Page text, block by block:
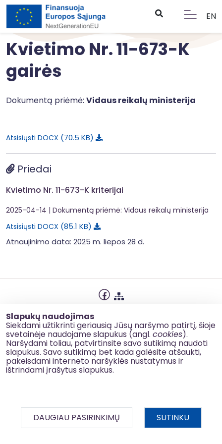
Slapukų naudojimas
Siekdami užtikrinti geriausią Jūsų naršymo patirtį, šioje
svetainėje naudojame slapukus (angl. cookies).
Naršydami toliau, patvirtinsite savo sutikimą naudoti
slapukus. Savo sutikimą bet kada galėsite atšaukti,
pakeisdami interneto naršyklės nustatymus ir
ištrindami įrašytus slapukus.
DAUGIAU PASIRINKIMŲ SUTINKU
EN
Kvietimo Nr. 11-673-K
gairės
Dokumentą priėmė: Vidaus reikalų ministerija
Atsisiųsti DOCX 70.5 KB
Priedai
Kvietimo Nr. 11-673-K kriterijai
2025-04-14 | Dokumentą priėmė: Vidaus reikalų ministerija
Atsisiųsti DOCX 85.1 KB
Atnaujinimo data: 2025 m. liepos 28 d.
Slapukų naudojimas
Korupcijos prevencija
Kontaktai